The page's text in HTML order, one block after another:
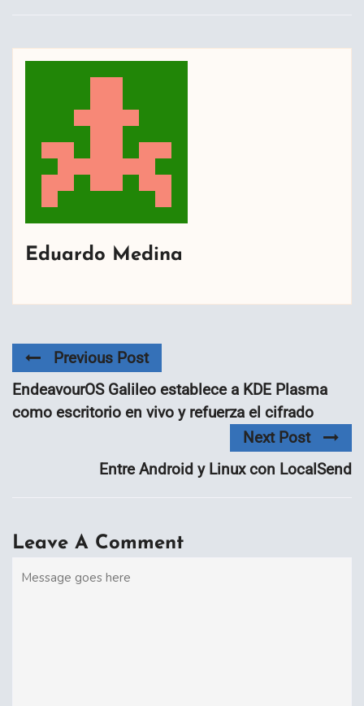
Eduardo Medina
Previous Post
EndeavourOS Galileo establece a KDE Plasma
como escritorio en vivo y refuerza el cifrado
Next Post
Entre Android y Linux con LocalSend
Leave A Comment